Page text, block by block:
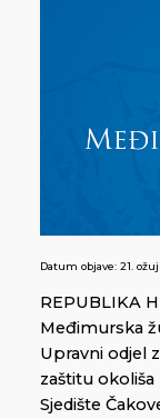
Datum objave: 21.
REPUBLIKA
Međimurska
Upravni odjel
zaštitu okoliša
Sjedište